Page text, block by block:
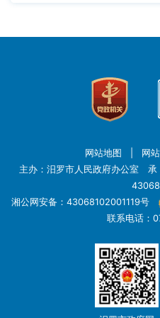
网站地图 网
主办：汨罗市人民政府办公室
湘公网安备：43068102001119号
联系电话：